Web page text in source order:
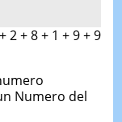
+ 8 + 1 + 9 + 9
Numero del